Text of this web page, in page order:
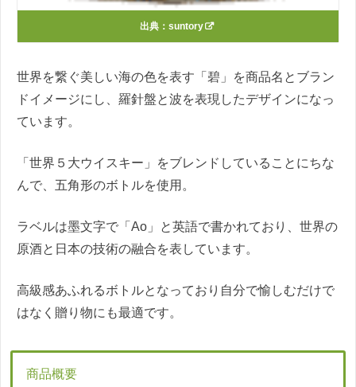
出典： suntory
世界を繋ぐ美しい海の色を表す「碧」を商品名とブラン
ドイメージにし、羅針盤と波を表現したデザインになっ
ています。
「世界５大ウイスキー」をブレンドしていることにちな
んで、五角形のボトルを使用。
ラベルは墨文字で「Ao」と英語で書かれており、世界の
原酒と日本の技術の融合を表しています。
高級感あふれるボトルとなっており自分で愉しむだけで
はなく贈り物にも最適です。
商品概要